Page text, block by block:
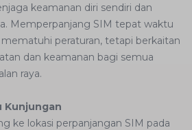
keamanan diri sendiri dan
Memperpanjang SIM tepat waktu
peraturan, tetapi berkaitan
dan keamanan bagi semua
raya.
Kunjungan
ke lokasi perpanjangan SIM pada